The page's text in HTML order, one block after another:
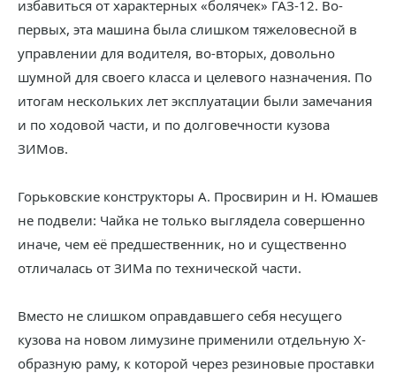
избавиться от характерных «болячек» ГАЗ-12. Во-
первых, эта машина была слишком тяжеловесной в
управлении для водителя, во-вторых, довольно
шумной для своего класса и целевого назначения. По
итогам нескольких лет эксплуатации были замечания
и по ходовой части, и по долговечности кузова
ЗИМов.
Горьковские конструкторы А. Просвирин и Н. Юмашев
не подвели: Чайка не только выглядела совершенно
иначе, чем её предшественник, но и существенно
отличалась от ЗИМа по технической части.
Вместо не слишком оправдавшего себя несущего
кузова на новом лимузине применили отдельную Х-
образную раму, к которой через резиновые проставки